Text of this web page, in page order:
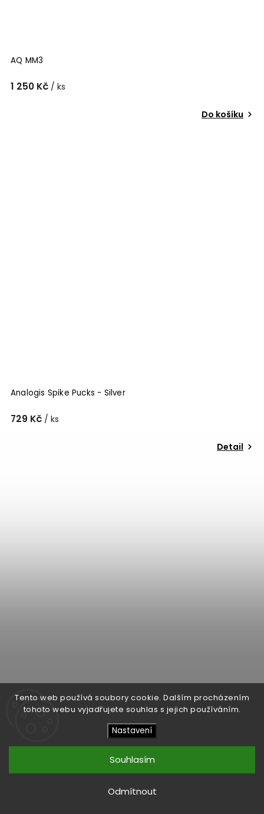
Tento web používá soubory cookie. Dalším procházením
tohoto webu vyjadřujete souhlas s jejich používáním.
Nastavení
Odmítnout
Souhlasím
AQ MM3
1 250 Kč / ks
Do košíku
Analogis Spike Pucks - Silver
729 Kč / ks
Detail